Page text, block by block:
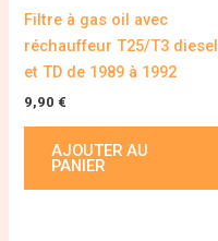
Filtre à gas oil avec
réchauffeur T25/T3 diesel
et TD de 1989 à 1992
9,90 €
AJOUTER AU
PANIER